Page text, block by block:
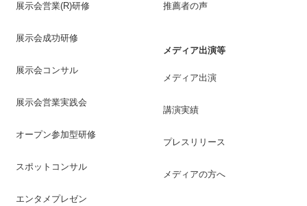
展示会営業(R)研修
展示会成功研修
展示会コンサル
展示会営業実践会
オープン参加型研修
スポットコンサル
エンタメプレゼン
推薦者の声
メディア出演等
メディア出演
講演実績
プレスリリース
メディアの方へ